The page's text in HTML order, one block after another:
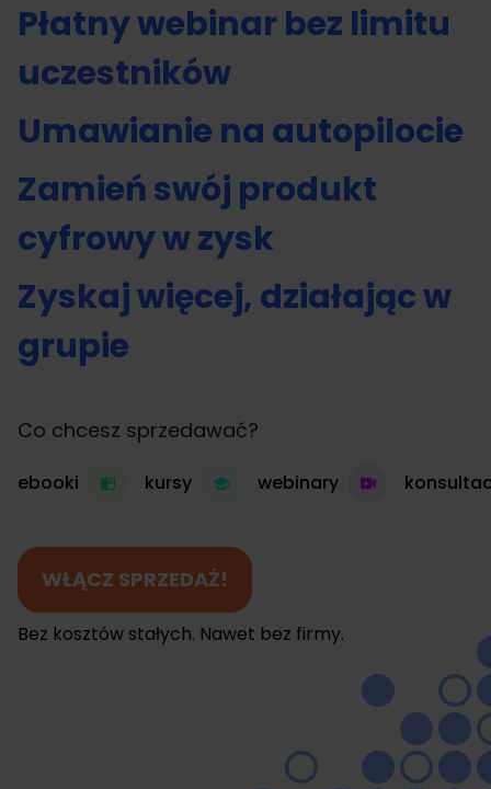
Płatny webinar bez limitu
uczestników
Umawianie na autopilocie
Zamień swój produkt
cyfrowy w zysk
Zyskaj więcej, działając w
grupie
Co chcesz sprzedawać?
ebooki kursy webinary
WŁĄCZ SPRZEDAŻ!
Bez kosztów stałych. Nawet bez firmy.